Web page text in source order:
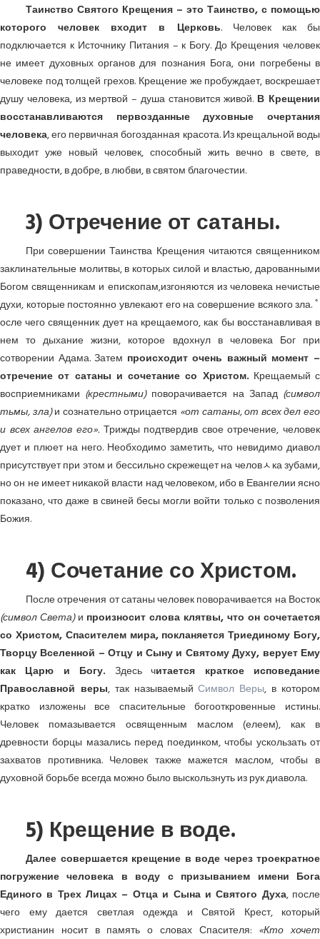
Таинство Святого Крещения – это Таинство, с помощью
которого человек входит в Церковь. Человек как бы
подключается к Источнику Питания – к Богу. До Крещения человек
не имеет духовных органов для познания Бога, они погребены в
человеке под толщей грехов. Крещение же пробуждает, воскрешает
душу человека, из мертвой – душа становится живой. В Крещении
восстанавливаются первозданные духовные очертания
человека, его первичная богозданная красота. Из крещальной воды
выходит уже новый человек, способный жить вечно в свете, в
праведности, в добре, в любви, в святом благочестии.
3) Отречение от сатаны.
При совершении Таинства Крещения читаются священником
заклинательные молитвы, в которых силой и властью, дарованными
Богом священникам и епископам,изгоняются из человека нечистые
духи, которые постоянно увлекают его на совершение всякого зла. ﾟ
осле чего священник дует на крещаемого, как бы восстанавливая в
нем то дыхание жизни, которое вдохнул в человека Бог при
сотворении Адама. Затем происходит очень важный момент –
отречение от сатаны и сочетание со Христом. Крещаемый с
восприемниками (крестными)поворачивается на Запад (символ
тьмы, зла)и сознательно отрицается «от сатаны, от всех дел его
и всех ангелов его».Трижды подтвердив свое отречение, человек
дует и плюет на него. Необходимо заметить, что невидимо диавол
присутствует при этом и бессильно скрежещет на человﾵка зубами,
но он не имеет никакой власти над человеком, ибо в Евангелии ясно
показано, что даже в свиней бесы могли войти только с позволения
Божия.
4) Сочетание со Христом.
После отречения от сатаны человек поворачивается на Восток
(символ Света)и произносит слова клятвы, что он сочетается
со Христом, Спасителем мира, покланяется Триединому Богу,
Творцу Вселенной – Отцу и Сыну и Святому Духу, верует Ему
как Царю и Богу.Здесь читается краткое исповедание
Православной веры, так называемыйСимвол Веры, в котором
кратко изложены все спасительные богооткровенные истины.
Человек помазывается освященным маслом (елеем), как в
древности борцы мазались перед поединком, чтобы ускользать от
захватов противника. Человек также мажется маслом, чтобы в
духовной борьбе всегда можно было выскользнуть из рук диавола.
5) Крещение в воде.
Далее совершается крещение в воде через троекратное
погружение человека в воду с призыванием имени Бога
Единого в Трех Лицах – Отца и Сына и Святого Духа, после
чего ему дается светлая одежда и Святой Крест, который
христианин носит в память о словах Спасителя: «Кто хочет